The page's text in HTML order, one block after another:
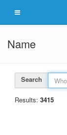
Name
Search
Results: 3415